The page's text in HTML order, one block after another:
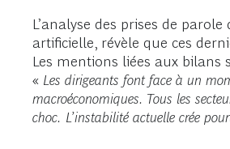
L’analyse des prises de
artificielle, révèle que ces
Les mentions liées aux bilans
« Les dirigeants font face à un
macroéconomiques. Tous les
choc. L’instabilité actuelle crée